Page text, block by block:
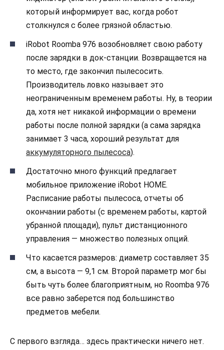
который информирует вас, когда робот
столкнулся с более грязной областью.
iRobot Roomba 976 возобновляет свою работу
после зарядки в док-станции. Возвращается на
то место, где закончил пылесосить.
Производитель ловко называет это
неограниченным временем работы. Ну, в теории
да, хотя нет никакой информации о времени
работы после полной зарядки (а сама зарядка
занимает 3 часа, хороший результат для
аккумуляторного пылесоса).
Достаточно много функций предлагает
мобильное приложение iRobot HOME.
Расписание работы пылесоса, отчеты об
окончании работы (с временем работы, картой
убранной площади), пульт дистанционного
управления — множество полезных опций.
Что касается размеров: диаметр составляет 35
см, а высота — 9,1 см. Второй параметр мог бы
быть чуть более благоприятным, но Roomba 976
все равно заберется под большинство
предметов мебели.
С первого взгляда… здесь практически ничего нет.